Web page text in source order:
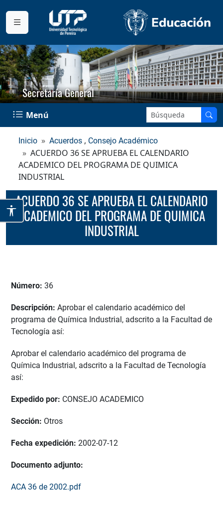
Secretaría General
Menú Buscar en el sitio:
Inicio Acuerdos , Consejo Académico
ACUERDO 36 SE APRUEBA EL CALENDARIO
ACADEMICO DEL PROGRAMA DE QUIMICA
INDUSTRIAL
ACUERDO 36 SE APRUEBA EL CALENDARIO
ACADEMICO DEL PROGRAMA DE QUIMICA
INDUSTRIAL
Número: 36
Descripción: Aprobar el calendario académico del
programa de Química Industrial, adscrito a la Facultad de
Tecnología así:
Aprobar el calendario académico del programa de
Química Industrial, adscrito a la Facultad de Tecnología
así:
Expedido por: CONSEJO ACADEMICO
Sección: Otros
Fecha expedición: 2002-07-12
Documento adjunto:
ACA 36 de 2002.pdf